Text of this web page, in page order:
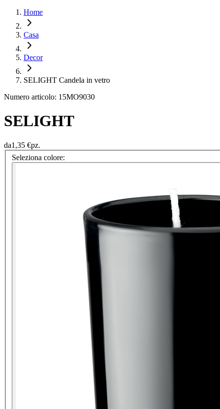
Home
Casa
Decor
SELIGHT Candela in vetro
Numero articolo: 15MO9030
SELIGHT
da1,35 €pz.
Seleziona colore: